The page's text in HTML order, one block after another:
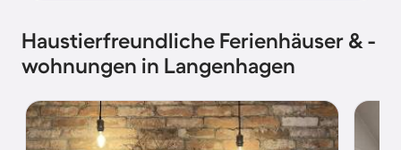
Haustierfreundliche Ferienhäuser & -
wohnungen in Langenhagen